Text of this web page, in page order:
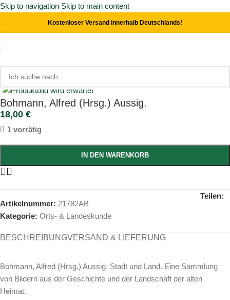
Skip to navigation Skip to main content
Kostenloser Versand innerhalb Deutschlands!
Start/ Orts- & Landeskunde
Click to enlarge
Bohmann, Alfred (Hrsg.) Aussig.
18,00 €
1 vorrätig
IN DEN WARENKORB
Artikelnummer: 21782AB
Kategorie: Orts- & Landeskunde
Teilen:
BESCHREIBUNGVERSAND & LIEFERUNG
Bohmann, Alfred (Hrsg.) Aussig. Stadt und Land. Eine Sammlung
von Bildern aus der Geschichte und der Landschaft der alten
Heimat.